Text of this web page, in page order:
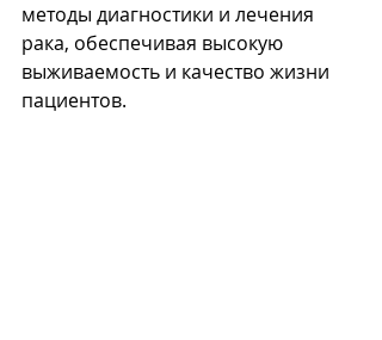
методы диагностики и лечения
рака, обеспечивая высокую
выживаемость и качество жизни
пациентов.